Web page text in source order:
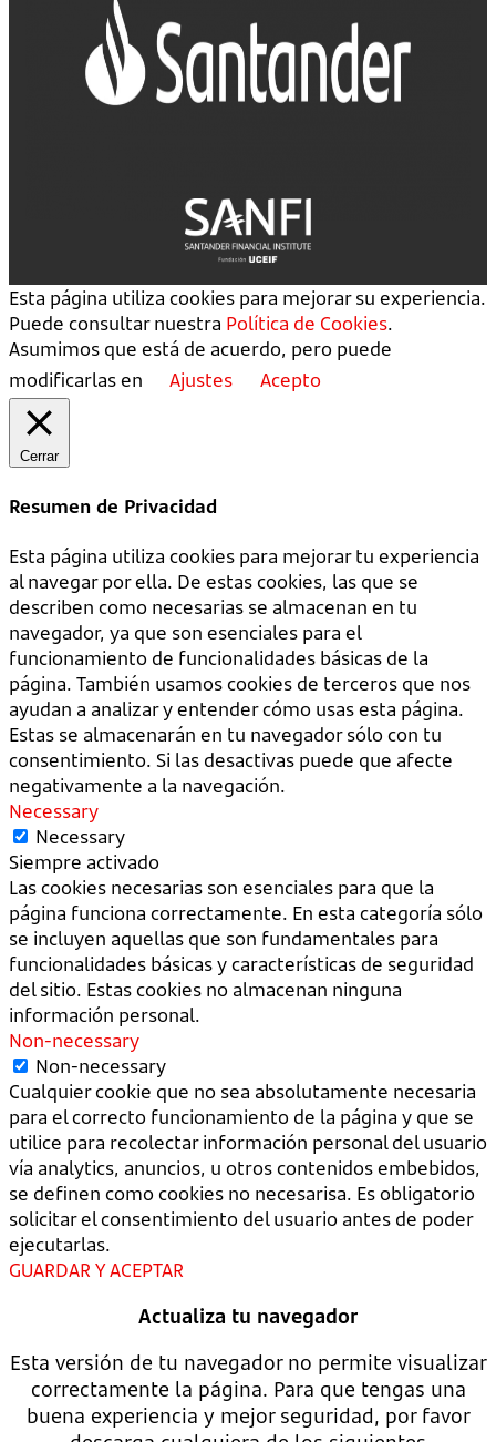
Esta página utiliza cookies para mejorar su experiencia.
Puede consultar nuestra Política de Cookies.
Asumimos que está de acuerdo, pero puede
modificarlas en
Ajustes Acepto
Cerrar
Resumen de Privacidad
Esta página utiliza cookies para mejorar tu experiencia
al navegar por ella. De estas cookies, las que se
describen como necesarias se almacenan en tu
navegador, ya que son esenciales para el
funcionamiento de funcionalidades básicas de la
página. También usamos cookies de terceros que nos
ayudan a analizar y entender cómo usas esta página.
Estas se almacenarán en tu navegador sólo con tu
consentimiento. Si las desactivas puede que afecte
negativamente a la navegación.
Necessary
Necessary
Siempre activado
Las cookies necesarias son esenciales para que la
página funciona correctamente. En esta categoría sólo
se incluyen aquellas que son fundamentales para
funcionalidades básicas y características de seguridad
del sitio. Estas cookies no almacenan ninguna
información personal.
Non-necessary
Non-necessary
Cualquier cookie que no sea absolutamente necesaria
para el correcto funcionamiento de la página y que se
utilice para recolectar información personal del usuario
vía analytics, anuncios, u otros contenidos embebidos,
se definen como cookies no necesarisa. Es obligatorio
solicitar el consentimiento del usuario antes de poder
ejecutarlas.
GUARDAR Y ACEPTAR
Actualiza tu navegador
Esta versión de tu navegador no permite visualizar
correctamente la página. Para que tengas una
buena experiencia y mejor seguridad, por favor